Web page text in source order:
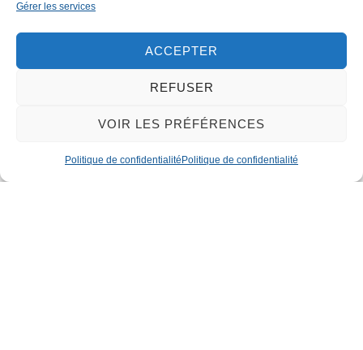
Gérer les services
ACCEPTER
REFUSER
VOIR LES PRÉFÉRENCES
Politique de confidentialité Politique de confidentialité